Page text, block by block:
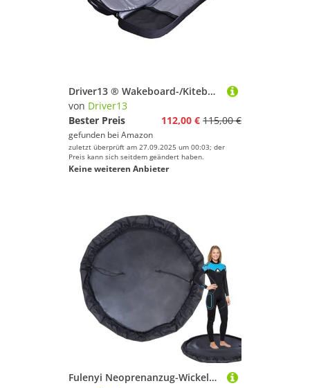
Driver13 ® Wakeboard-/Kiteboard-Tasche No. 02 mit Rucksacksystem
von Driver13
Bester Preis
112,00 € 115,00 €
gefunden bei Amazon
zuletzt überprüft am 27.09.2025 um 00:03; der
Preis kann sich seitdem geändert haben.
Keine weiteren Anbieter
Fulenyi Neoprenanzug-Wickelmatten-Tasche, Neoprenanzug-Wickelmatten-Tasche - Wasserdichter, sanddichter -Trockenbeutel, Surfzubehör,wasserdichte -Trockentasche, Surfzubehör zum Surfen, Wakeboarden